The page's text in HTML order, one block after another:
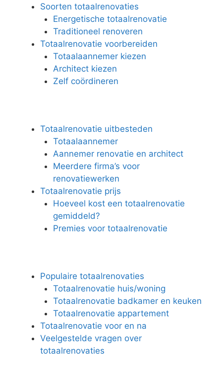
Soorten totaalrenovaties
Energetische totaalrenovatie
Traditioneel renoveren
Totaalrenovatie voorbereiden
Totaalaannemer kiezen
Architect kiezen
Zelf coördineren
Totaalrenovatie uitbesteden
Totaalaannemer
Aannemer renovatie en architect
Meerdere firma’s voor
renovatiewerken
Totaalrenovatie prijs
Hoeveel kost een totaalrenovatie
gemiddeld?
Premies voor totaalrenovatie
Populaire totaalrenovaties
Totaalrenovatie huis/woning
Totaalrenovatie badkamer en keuken
Totaalrenovatie appartement
Totaalrenovatie voor en na
Veelgestelde vragen over
totaalrenovaties